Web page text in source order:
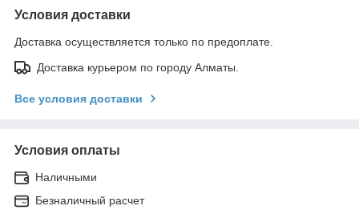
Условия доставки
Доставка осуществляется только по предоплате.
Доставка курьером по городу Алматы.
Все условия доставки
Условия оплаты
Наличными
Безналичный расчет